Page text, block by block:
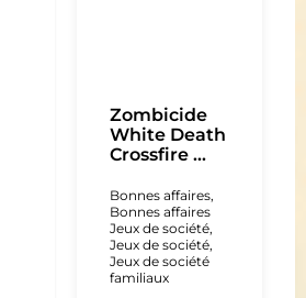
Zombicide
White Death
Crossfire ...
Bonnes affaires,
Bonnes affaires
Jeux de société,
Jeux de société,
Jeux de société
familiaux